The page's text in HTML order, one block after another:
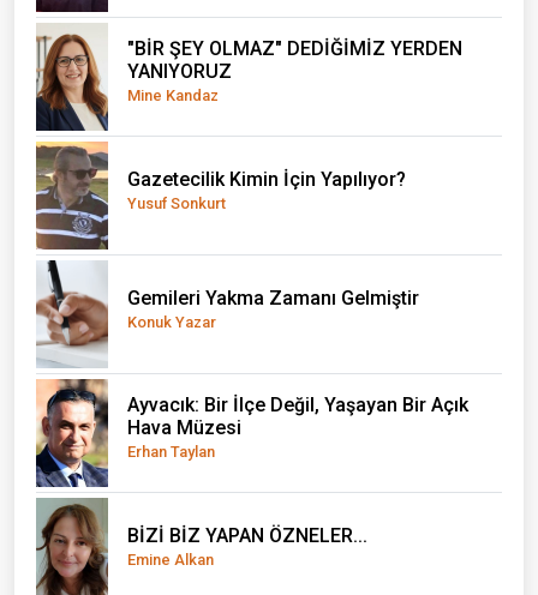
"BİR ŞEY OLMAZ" DEDİĞİMİZ YERDEN
YANIYORUZ
Mine Kandaz
Gazetecilik Kimin İçin Yapılıyor?
Yusuf Sonkurt
Gemileri Yakma Zamanı Gelmiştir
Konuk Yazar
Ayvacık: Bir İlçe Değil, Yaşayan Bir Açık
Hava Müzesi
Erhan Taylan
BİZİ BİZ YAPAN ÖZNELER...
Emine Alkan